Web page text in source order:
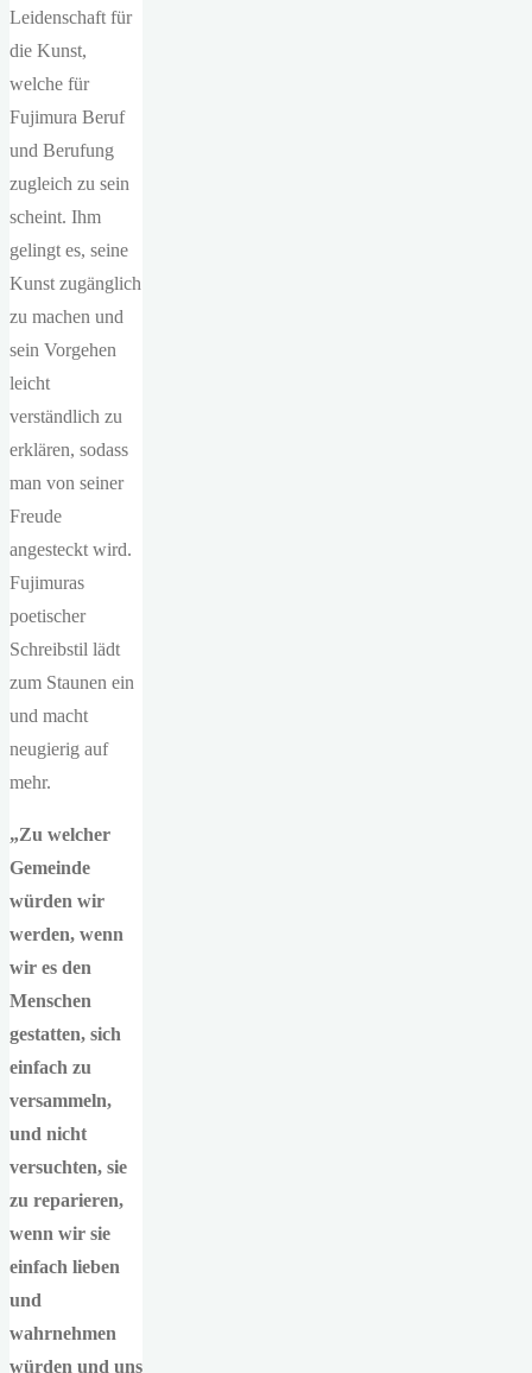
Leidenschaft für
die Kunst,
welche für
Fujimura Beruf
und Berufung
zugleich zu sein
scheint. Ihm
gelingt es, seine
Kunst zugänglich
zu machen und
sein Vorgehen
leicht
verständlich zu
erklären, sodass
man von seiner
Freude
angesteckt wird.
Fujimuras
poetischer
Schreibstil lädt
zum Staunen ein
und macht
neugierig auf
mehr.
„Zu welcher
Gemeinde
würden wir
werden, wenn
wir es den
Menschen
gestatten, sich
einfach zu
versammeln,
und nicht
versuchten, sie
zu reparieren,
wenn wir sie
einfach lieben
und
wahrnehmen
würden und uns